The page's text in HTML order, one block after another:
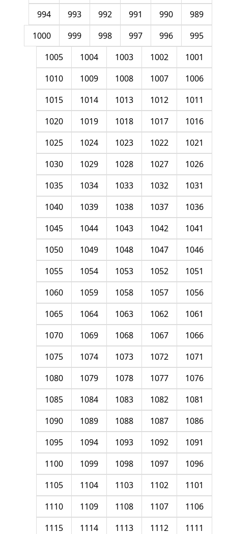
989
990
991
992
993
994
995
996
997
998
999
1000
1001
1002
1003
1004
1005
1006
1007
1008
1009
1010
1011
1012
1013
1014
1015
1016
1017
1018
1019
1020
1021
1022
1023
1024
1025
1026
1027
1028
1029
1030
1031
1032
1033
1034
1035
1036
1037
1038
1039
1040
1041
1042
1043
1044
1045
1046
1047
1048
1049
1050
1051
1052
1053
1054
1055
1056
1057
1058
1059
1060
1061
1062
1063
1064
1065
1066
1067
1068
1069
1070
1071
1072
1073
1074
1075
1076
1077
1078
1079
1080
1081
1082
1083
1084
1085
1086
1087
1088
1089
1090
1091
1092
1093
1094
1095
1096
1097
1098
1099
1100
1101
1102
1103
1104
1105
1106
1107
1108
1109
1110
1111
1112
1113
1114
1115